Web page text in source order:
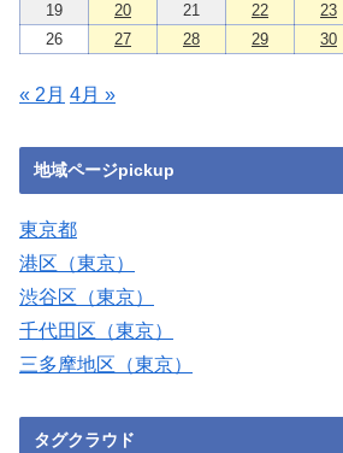
19
20 21 22 23
26
27 28 29 30
« 2月 4月 »
地域ページpickup
東京都
港区（東京）
渋谷区（東京）
千代田区（東京）
三多摩地区（東京）
タグクラウド